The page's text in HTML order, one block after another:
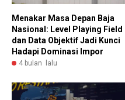
Menakar Masa Depan Baja
Nasional: Level Playing Field
dan Data Objektif Jadi Kunci
Hadapi Dominasi Impor
4 bulan lalu